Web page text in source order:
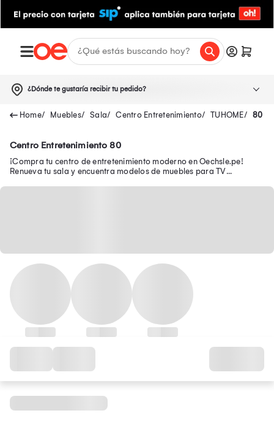
¿Dónde te gustaría recibir tu pedido?
Muebles Sala Centro Entretenimiento TUHOME 80
Centro Entretenimiento 80
¡Compra tu centro de entretenimiento moderno en Oechsle.pe!
Renueva tu sala y encuentra modelos de muebles para TV